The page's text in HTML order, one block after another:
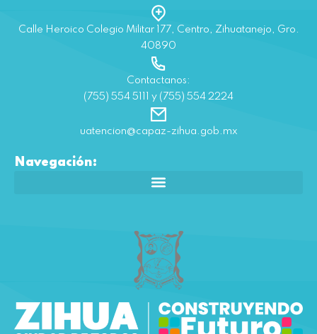
Calle Heroico Colegio Militar 177, Centro, Zihuatanejo, Gro.
40890
Contactanos:
(755) 554 5111 y (755) 554 2224
uatencion@capaz-zihua.gob.mx
Navegación: